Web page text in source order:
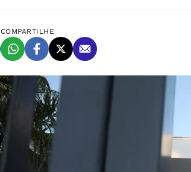
COMPARTILHE